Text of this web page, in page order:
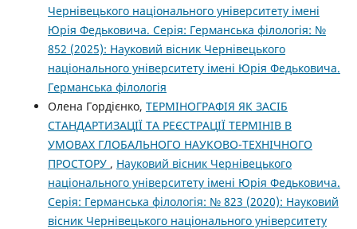
Чернівецького національного університету імені
Юрія Федьковича. Серія: Германська філологія: №
852 (2025): Науковий вісник Чернівецького
національного університету імені Юрія Федьковича.
Германська філологія
Олена Гордієнко, ТЕРМІНОГРАФІЯ ЯК ЗАСІБ
СТАНДАРТИЗАЦІЇ ТА РЕЄСТРАЦІЇ ТЕРМІНІВ В
УМОВАХ ГЛОБАЛЬНОГО НАУКОВО-ТЕХНІЧНОГО
ПРОСТОРУ , Науковий вісник Чернівецького
національного університету імені Юрія Федьковича.
Серія: Германська філологія: № 823 (2020): Науковий
вісник Чернівецького національного університету